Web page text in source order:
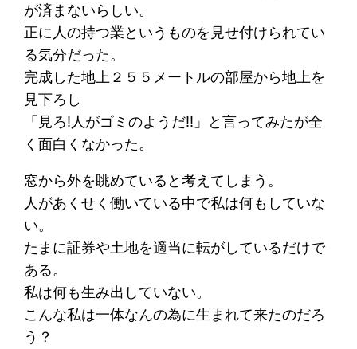
が済まないらしい。
正に人の持つ業というものを見せ付けられてい
る気分だった。
完成した地上２５５メートルの部屋から地上を
見下ろし
「見ろ!人がゴミのようだ!!」と言ってみたが全
く面白くなかった。
窓から外を眺めていると考えてしまう。
人があくせく働いている中で私は何もしていな
い。
たまに証券や土地を適当に転がしているだけで
ある。
私は何も生み出していない。
こんな私は一体なんの為に生まれて来たのだろ
う？